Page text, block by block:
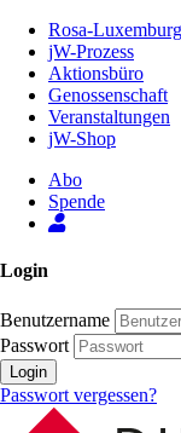
Inhalt
Seite
Rosa-
jW-Prozess
Aktionsbüro
Genossenschaft
Veranstaltungen
jW-Shop
Abo
Spende
Login
Benutzername
Passwort
Login
Passwort vergessen?